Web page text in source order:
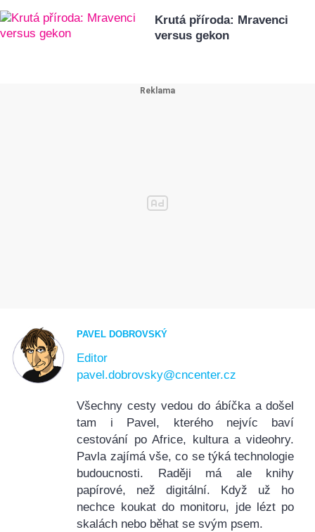
Krutá příroda: Mravenci
versus gekon
PAVEL DOBROVSKÝ
Editor
pavel.dobrovsky@cncenter.cz
Všechny cesty vedou do ábíčka a došel
tam i Pavel, kterého nejvíc baví
cestování po Africe, kultura a videohry.
Pavla zajímá vše, co se týká technologie
budoucnosti. Raději má ale knihy
papírové, než digitální. Když už ho
nechce koukat do monitoru, jde lézt po
skalách nebo běhat se svým psem.